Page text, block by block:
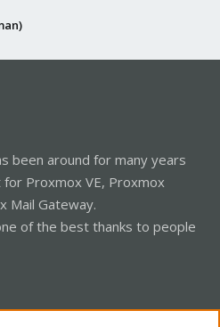
been around for many years
Proxmox VE, Proxmox
Mail Gateway.
of the best thanks to people